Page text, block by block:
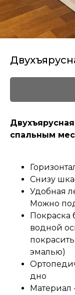
спальным
Снизу
Удобная
Можно
Покраска
водной
эмалью)
дно
Материал